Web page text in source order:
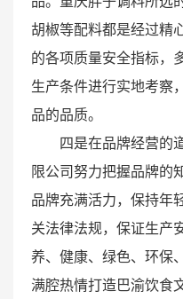
胡椒等配料都是经过精
的各项质量安全指标，
生产条件进行实地考察
品的品质。
四是在品牌经营的
限公司努力把握品牌的
品牌充满活力，保持年
关法律法规，保证生产
养、健康、绿色、环保
满腔热情打造巴渝饮食